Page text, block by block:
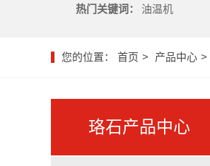
热门关键词： 油温机
您的位置： 首页 产品中心
珞石产品中心